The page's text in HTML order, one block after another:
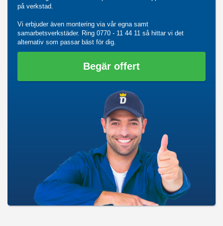
på verkstad.
Vi erbjuder även montering via vår egna samt
samarbetsverkstäder. Ring 0770 - 11 44 11 så hittar vi det
alternativ som passar bäst för dig.
Begär offert